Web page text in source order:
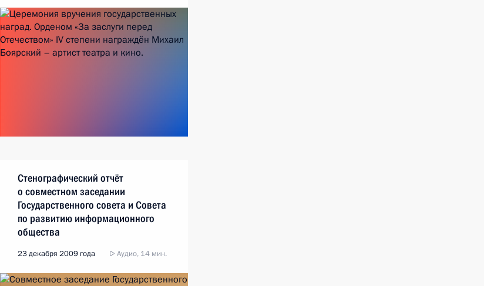
Стенографический отчёт
о совместном заседании
Государственного совета и Совета
по развитию информационного
общества
23 декабря 2009 года Аудио, 14 мин.